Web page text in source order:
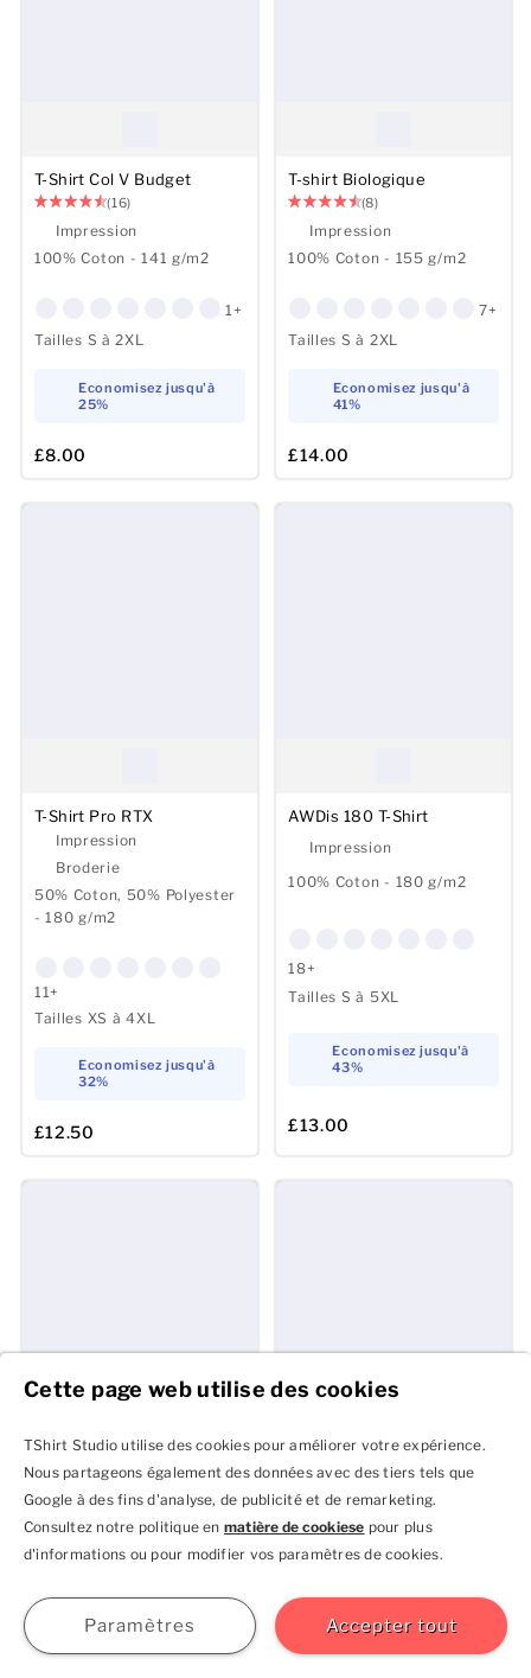
Cette page web utilise des cookies
TShirt Studio utilise des cookies pour améliorer votre expérience.
Nous partageons également des données avec des tiers tels que
Google à des fins d'analyse, de publicité et de remarketing.
Consultez notre politique en matière de cookiese pour plus
d'informations ou pour modifier vos paramètres de cookies.
S'inscrire
Se
connecter
GBP
T-Shirt Col V Budget
(16)
Impression
100% Coton - 141 g/m2
1+
Tailles S à 2XL
Economisez jusqu'à
25%
£8.00
T-shirt Biologique
(8)
Impression
100% Coton - 155 g/m2
7+
Tailles S à 2XL
Economisez jusqu'à
41%
£14.00
T-Shirt Pro RTX
Impression
Broderie
50% Coton, 50% Polyester
- 180 g/m2
11+
Tailles XS à 4XL
Economisez jusqu'à
32%
£12.50
AWDis 180 T-Shirt
Impression
100% Coton - 180 g/m2
18+
Tailles S à 5XL
Economisez jusqu'à
43%
£13.00
T-shirt AWDis 150
Tailles S à 5XL
Uneek Classic T-Shirt